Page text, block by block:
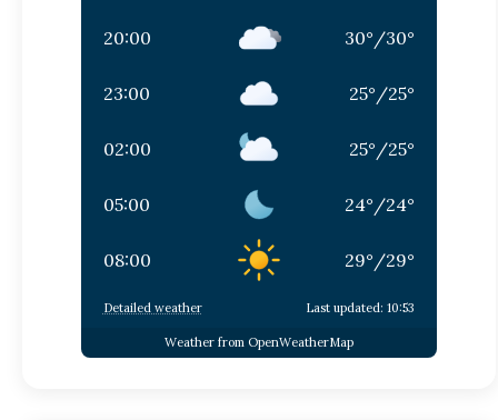
20:00 30° /30°
23:00 25° /25°
02:00 25° /25°
05:00 24° /24°
08:00 29° /29°
Detailed weather Last updated: 10:53
Weather from OpenWeatherMap